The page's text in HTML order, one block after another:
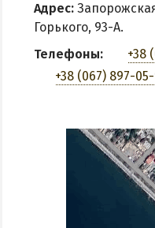
Адрес:
Горького, 93-А.
Телефоны:
+38
+38 (067) 897-